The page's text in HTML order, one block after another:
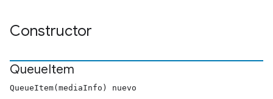
Constructor
QueueItem
QueueItem(mediaInfo) nuevo